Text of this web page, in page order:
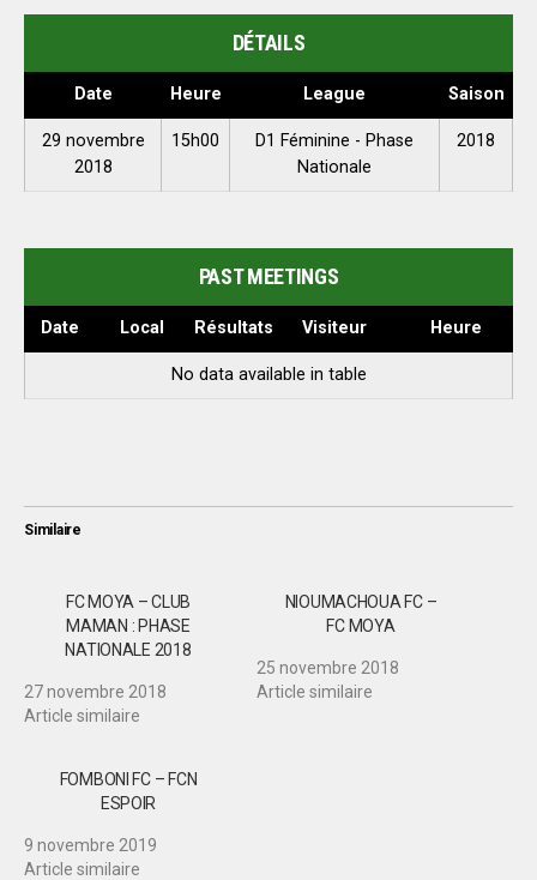
DÉTAILS
Date Heure League Saison
29 novembre
2018
15h00
D1 Féminine - Phase
Nationale
2018
PAST MEETINGS
Date Local Résultats Visiteur Heure
No data available in table
Similaire
FC MOYA – CLUB
MAMAN : PHASE
NATIONALE 2018
27 novembre 2018
Article similaire
NIOUMACHOUA FC –
FC MOYA
25 novembre 2018
Article similaire
FOMBONI FC – FCN
ESPOIR
9 novembre 2019
Article similaire